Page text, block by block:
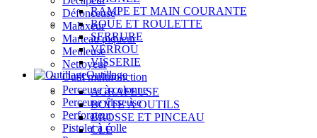
Défonceuse
Malaxeur
Marteau piqueur
Meuleuse
Nettoyeur
Outil multifonction
Perceuse à colonne
Perceuse visseuse
Perforateur
Pistolet à colle
RAMPE ET MAIN COURANTE
ROUE ET ROULETTE
SERRURE
VERROU
VISSERIE
Outillage
AGRAFEUSE
BOÎTE À OUTILS
BROSSE ET PINCEAU
CLÉ